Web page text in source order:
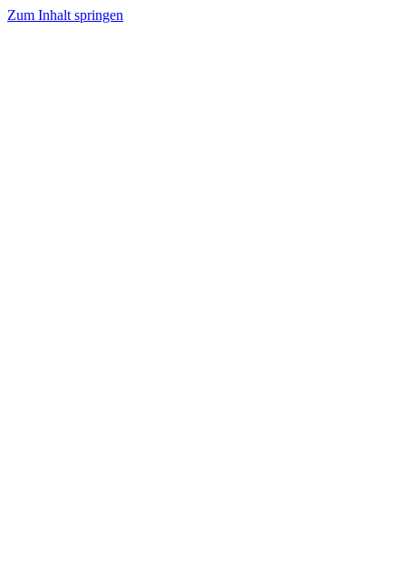
Zum Inhalt springen